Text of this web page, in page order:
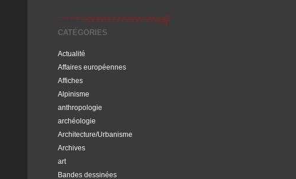
CATÉGORIES
Actualité
Affaires européennes
Affiches
Alpinisme
anthropologie
archéologie
Architecture/Urbanisme
Archives
art
Bandes dessinées